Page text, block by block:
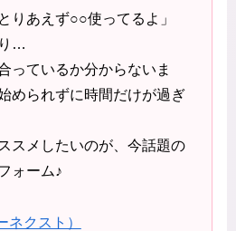
りあえず○○使ってるよ」
…
っているか分からないま
められずに時間だけが過ぎ
スメしたいのが、今話題の
ォーム♪
クスト）